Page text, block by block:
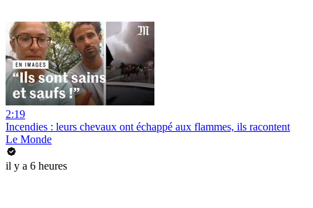
2:19
Incendies : leurs chevaux ont échappé aux flammes, ils racontent
Le Monde
il y a 6 heures